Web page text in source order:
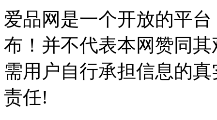
爱品网是一个开放的平
布！并不代表本网赞同
需用户自行承担信息的
责任!